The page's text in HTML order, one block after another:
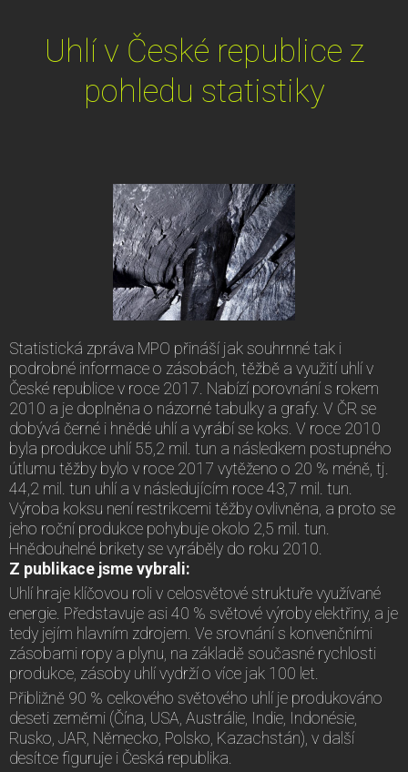
Uhlí v České republice z
pohledu statistiky
Statistická zpráva MPO přináší jak souhrnné tak i
podrobné informace o zásobách, těžbě a využití uhlí v
České republice v roce 2017. Nabízí porovnání s rokem
2010 a je doplněna o názorné tabulky a grafy. V ČR se
dobývá černé i hnědé uhlí a vyrábí se koks. V roce 2010
byla produkce uhlí 55,2 mil. tun a následkem postupného
útlumu těžby bylo v roce 2017 vytěženo o 20 % méně, tj.
44,2 mil. tun uhlí a v následujícím roce 43,7 mil. tun.
Výroba koksu není restrikcemi těžby ovlivněna, a proto se
jeho roční produkce pohybuje okolo 2,5 mil. tun.
Hnědouhelné brikety se vyráběly do roku 2010.
Z publikace jsme vybrali:
Uhlí hraje klíčovou roli v celosvětové struktuře využívané
energie. Představuje asi 40 % světové výroby elektřiny, a je
tedy jejím hlavním zdrojem. Ve srovnání s konvenčními
zásobami ropy a plynu, na základě současné rychlosti
produkce, zásoby uhlí vydrží o více jak 100 let.
Přibližně 90 % celkového světového uhlí je produkováno
deseti zeměmi (Čína, USA, Austrálie, Indie, Indonésie,
Rusko, JAR, Německo, Polsko, Kazachstán), v další
desítce figuruje i Česká republika.